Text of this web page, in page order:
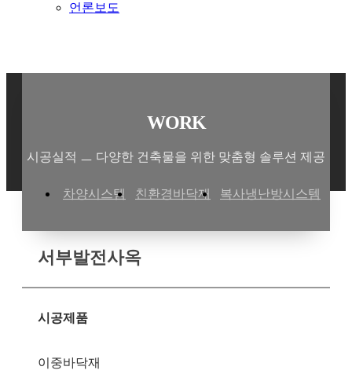
언론보도
WORK
시공실적 ㅡ 다양한 건축물을 위한 맞춤형 솔루션 제공
차양시스템 친환경바닥재 복사냉난방시스템
서부발전사옥
시공제품
이중바닥재